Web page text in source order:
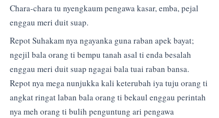
Chara-chara tu nyengkaum pengawa kasar, emba, pejal
enggau meri duit suap.
Repot Suhakam nya ngayanka guna raban apek bayat;
ngejil bala orang ti bempu tanah asal ti enda besalah
enggau meri duit suap ngagai bala tuai raban bansa.
Repot nya mega nunjukka kali keterubah iya tuju orang ti
angkat ringat laban bala orang ti bekaul enggau perintah
nya meh orang ti bulih penguntung ari pengawa